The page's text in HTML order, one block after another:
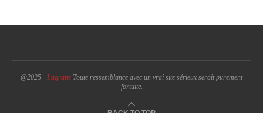
@2025 - Lagratte Toute ressemblance avec un vrai site sérieux serait purement
fortuite.